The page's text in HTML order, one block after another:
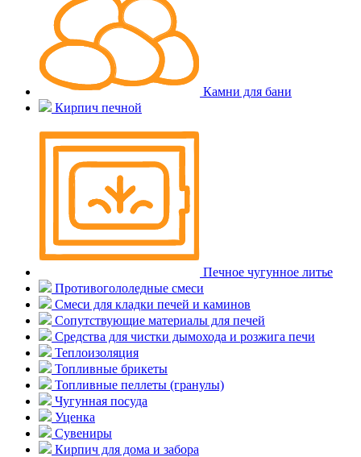
Камни для бани
Кирпич печной
Печное чугунное литье
Противогололедные смеси
Смеси для кладки печей и каминов
Сопутствующие материалы для печей
Средства для чистки дымохода и розжига печи
Теплоизоляция
Топливные брикеты
Топливные пеллеты (гранулы)
Чугунная посуда
Уценка
Сувениры
Кирпич для дома и забора